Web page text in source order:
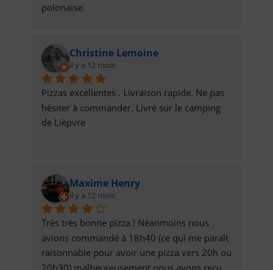
polonaise.
Christine Lemoine
il y a 12 mois
Pizzas excellentes . Livraison rapide. Ne pas
hésiter à commander. Livré sur le camping
de Lièpvre
Maxime Henry
il y a 12 mois
Très très bonne pizza ! Néanmoins nous
avions commandé à 18h40 (ce qui me paraît
raisonnable pour avoir une pizza vers 20h ou
20h30) malheureusement nous avons reçu